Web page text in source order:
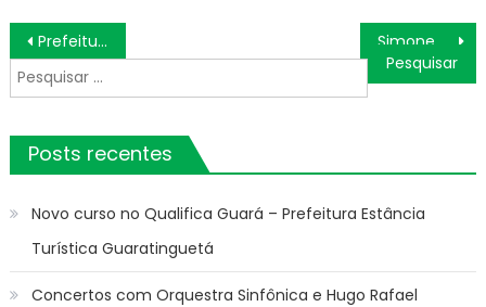
Navegação
de
Post
Prefeitura de Cuiabá | Controladoria publica edital de chamamento público do Conselho Municipal dos Usuários
Pesquisar
por:
Posts recentes
Novo curso no Qualifica Guará – Prefeitura Estância
Turística Guaratinguetá
Concertos com Orquestra Sinfônica e Hugo Rafael